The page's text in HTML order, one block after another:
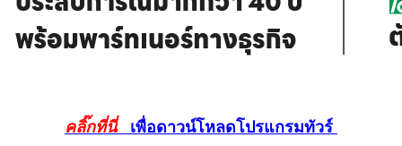
คลิ๊กที่นี่ เพื่อดาวน์โหลดโปรแกรมทัวร์